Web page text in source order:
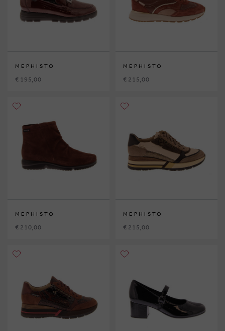
MEPHISTO
€ 195,00
MEPHISTO
€ 215,00
MEPHISTO
€ 210,00
MEPHISTO
€ 215,00